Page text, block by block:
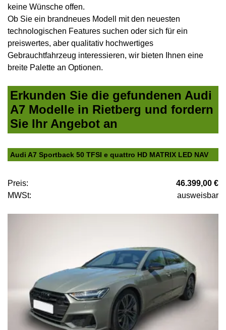
keine Wünsche offen.
Ob Sie ein brandneues Modell mit den neuesten
technologischen Features suchen oder sich für ein
preiswertes, aber qualitativ hochwertiges
Gebrauchtfahrzeug interessieren, wir bieten Ihnen eine
breite Palette an Optionen.
Erkunden Sie die gefundenen Audi
A7 Modelle in Rietberg und fordern
Sie Ihr Angebot an
Audi A7 Sportback 50 TFSI e quattro HD MATRIX LED NAV
Preis:
46.399,00 €
MWSt:
ausweisbar